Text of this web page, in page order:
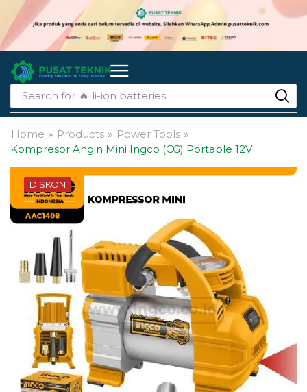
Search for 🔥 li-ion batteries
Home » Products » Power Tools »
Kompresor Angin Mini Ingco (CG) Portable 12V
DISKON